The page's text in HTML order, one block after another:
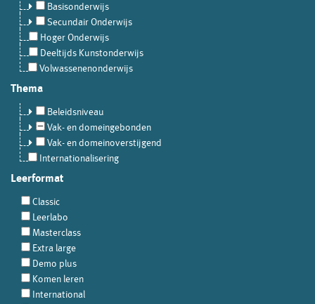
Basisonderwijs
Secundair Onderwijs
Hoger Onderwijs
Deeltijds Kunstonderwijs
Volwassenenonderwijs
Thema
Beleidsniveau
Vak- en domeingebonden
Vak- en domeinoverstijgend
Internationalisering
Leerformat
Classic
Leerlabo
Masterclass
Extra large
Demo plus
Komen leren
International